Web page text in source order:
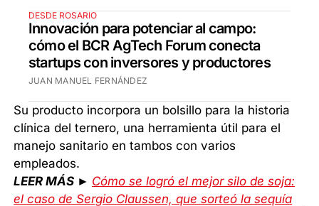
DESDE ROSARIO
Innovación para potenciar al campo:
cómo el BCR AgTech Forum conecta
startups con inversores y productores
JUAN MANUEL FERNÁNDEZ
Su producto incorpora un bolsillo para la historia
clínica del ternero, una herramienta útil para el
manejo sanitario en tambos con varios
empleados.
LEER MÁS ► Cómo se logró el mejor silo de soja:
el caso de Sergio Claussen, que sorteó la sequía